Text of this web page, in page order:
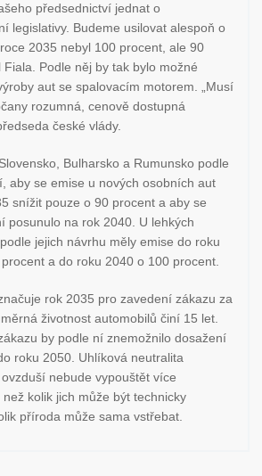
předsednictví jednat o
legislativy. Budeme usilovat alespoň o
2035 nebyl 100 procent, ale 90
Fiala. Podle něj by tak bylo možné
aut se spalovacím motorem. „Musí
rozumná, cenově dostupná
české vlády.
Bulharsko a Rumunsko podle
aby se emise u nových osobních aut
snížit pouze o 90 procent a aby se
posunulo na rok 2040. U lehkých
jejich návrhu měly emise do roku
a do roku 2040 o 100 procent.
rok 2035 pro zavedení zákazu za
životnost automobilů činí 15 let.
by podle ní znemožnilo dosažení
roku 2050. Uhlíková neutralita
nebude vypouštět více
kolik jich může být technicky
příroda může sama vstřebat.